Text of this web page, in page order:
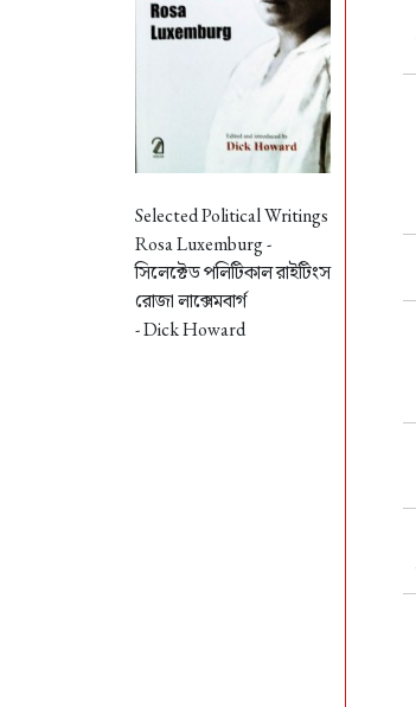
Selected Political Writings
Rosa Luxemburg -
সিলেক্টেড পলিটিকাল রাইটিংস
রোজা লাক্সেমবার্গ
- Dick Howard